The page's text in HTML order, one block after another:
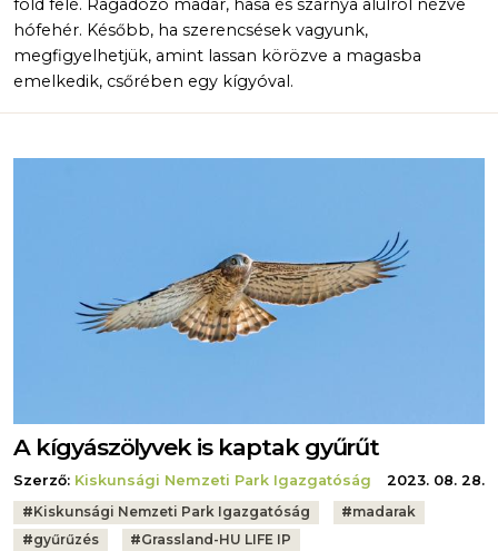
föld felé. Ragadozó madár, hasa és szárnya alulról nézve
hófehér. Később, ha szerencsések vagyunk,
megfigyelhetjük, amint lassan körözve a magasba
emelkedik, csőrében egy kígyóval.
A kígyászölyvek is kaptak gyűrűt
Szerző: Kiskunsági Nemzeti Park Igazgatóság
2023. 08. 28.
Tags:
#Kiskunsági Nemzeti Park Igazgatóság #madarak
#gyűrűzés #Grassland-HU LIFE IP